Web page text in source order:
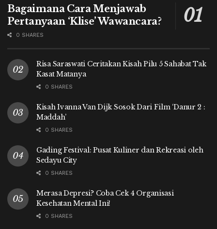
Bagaimana Cara Menjawab
Pertanyaan ‘Klise’ Wawancara?
0 SHARES
Risa Saraswati Ceritakan Kisah Pilu 5 Sahabat Tak
Kasat Matanya
0 SHARES
Kisah Ivanna Van Dijk Sosok Dari Film ‘Danur 2 :
Maddah’
0 SHARES
Gading Festival: Pusat Kuliner dan Rekreasi oleh
Sedayu City
0 SHARES
Merasa Depresi? Coba Cek 4 Organisasi
Kesehatan Mental Ini!
0 SHARES